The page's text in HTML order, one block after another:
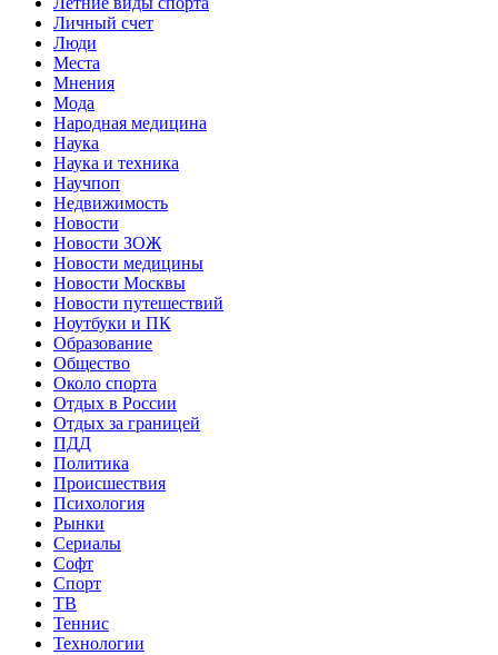
Личный счет
Люди
Места
Мнения
Мода
Народная медицина
Наука
Наука и техника
Научпоп
Недвижимость
Новости
Новости ЗОЖ
Новости медицины
Новости Москвы
Новости путешествий
Ноутбуки и ПК
Образование
Общество
Около спорта
Отдых в России
Отдых за границей
ПДД
Политика
Происшествия
Психология
Рынки
Сериалы
Софт
Спорт
ТВ
Теннис
Технологии